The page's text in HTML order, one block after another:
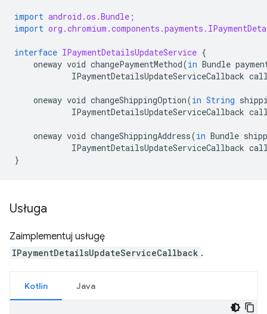
import android.os.Bundle;
import
interface IPaymentDetailsUpdateService {
oneway void changePaymentMethod(in Bundle
IPaymentDetailsUpdateServiceCallback
oneway void changeShippingOption(in String
IPaymentDetailsUpdateServiceCallback
oneway void changeShippingAddress(in Bundle
IPaymentDetailsUpdateServiceCallback
}
Usługa
Zaimplementuj usługę
IPaymentDetailsUpdateServiceCallback .
Kotlin Java